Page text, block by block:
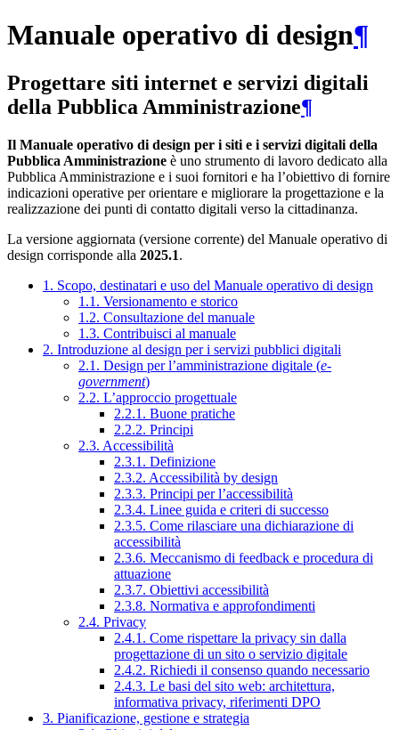
Manuale operativo di design¶
Progettare siti internet e servizi digitali
della Pubblica Amministrazione¶
Il Manuale operativo di design per i siti e i servizi digitali della
Pubblica Amministrazione è uno strumento di lavoro dedicato alla
Pubblica Amministrazione e i suoi fornitori e ha l’obiettivo di fornire
indicazioni operative per orientare e migliorare la progettazione e la
realizzazione dei punti di contatto digitali verso la cittadinanza.
La versione aggiornata (versione corrente) del Manuale operativo di
design corrisponde alla 2025.1.
1. Scopo, destinatari e uso del Manuale operativo di design
1.1. Versionamento e storico
1.2. Consultazione del manuale
1.3. Contribuisci al manuale
2. Introduzione al design per i servizi pubblici digitali
2.1. Design per l’amministrazione digitale (e-
government)
2.2. L’approccio progettuale
2.2.1. Buone pratiche
2.2.2. Principi
2.3. Accessibilità
2.3.1. Definizione
2.3.2. Accessibilità by design
2.3.3. Principi per l’accessibilità
2.3.4. Linee guida e criteri di successo
2.3.5. Come rilasciare una dichiarazione di
accessibilità
2.3.6. Meccanismo di feedback e procedura di
attuazione
2.3.7. Obiettivi accessibilità
2.3.8. Normativa e approfondimenti
2.4. Privacy
2.4.1. Come rispettare la privacy sin dalla
progettazione di un sito o servizio digitale
2.4.2. Richiedi il consenso quando necessario
2.4.3. Le basi del sito web: architettura,
informativa privacy, riferimenti DPO
3. Pianificazione, gestione e strategia